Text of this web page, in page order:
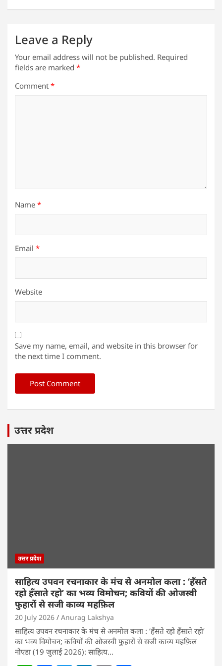
Leave a Reply
Your email address will not be published. Required
fields are marked *
Comment *
Name *
Email *
Website
Save my name, email, and website in this browser for
the next time I comment.
उत्तर प्रदेश
उत्तर प्रदेश
साहित्य उपवन रचनाकार के मंच से अनमोल कला : ‘हॅंसते
रहो हॅंसाते रहो’ का भव्य विमोचन; कवियों की ओजस्वी
फुहारों से सजी काव्य महफ़िल
20 July 2026 Anurag Lakshya
साहित्य उपवन रचनाकार के मंच से अनमोल कला : ‘हॅंसते रहो हॅंसाते रहो’
का भव्य विमोचन; कवियों की ओजस्वी फुहारों से सजी काव्य महफ़िल
नोएडा (19 जुलाई 2026): साहित्य…